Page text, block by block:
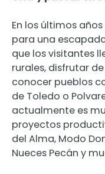
En los últimos
para una
que los visitantes
rurales, disfrutar
conocer pueblos
de Toledo o
actualmente es
proyectos
del Alma, Modo
Nueces Pecán y